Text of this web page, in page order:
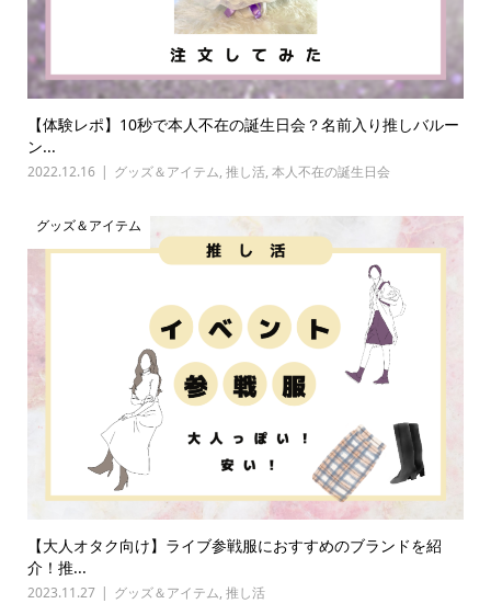
【体験レポ】10秒で本人不在の誕生日会？名前入り推しバルー
ン...
2022.12.16 グッズ＆アイテム, 推し活, 本人不在の誕生日会
グッズ＆アイテム
【大人オタク向け】ライブ参戦服におすすめのブランドを紹
介！推...
2023.11.27 グッズ＆アイテム, 推し活